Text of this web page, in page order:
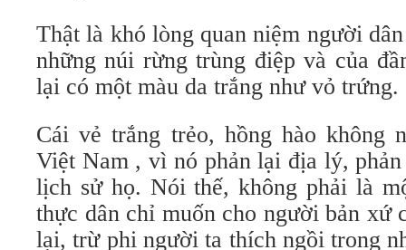
Thật là khó lòng quan niệm người
những núi rừng trùng điệp và của
lại có một màu da trắng như vỏ trứng.
Cái vẻ trắng trẻo, hồng hào không
Việt Nam , vì nó phản lại địa lý,
lịch sử họ. Nói thế, không phải là
thực dân chỉ muốn cho người bản xứ
lại, trừ phi người ta thích ngồi trong